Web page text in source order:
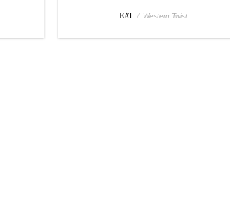
EAT / Western Twist